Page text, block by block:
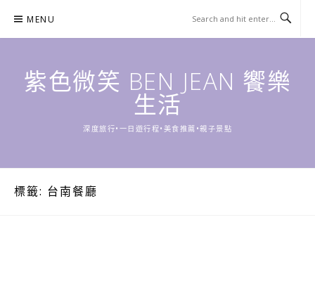
content
MENU
紫色微笑 BEN JEAN 饗樂
生活
深度旅行•一日遊行程•美食推薦•親子景點
標籤: 台南餐廳